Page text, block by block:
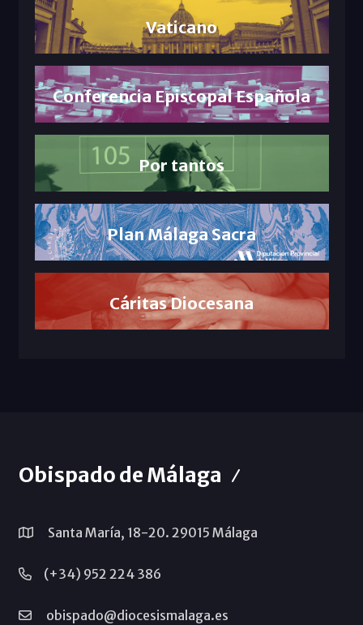
Vaticano
Conferencia Episcopal Española
Por tantos
Plan Málaga Sacra
Cáritas Diocesana
Obispado de Málaga
Santa María, 18-20. 29015 Málaga
(+34) 952 224 386
obispado@diocesismalaga.es